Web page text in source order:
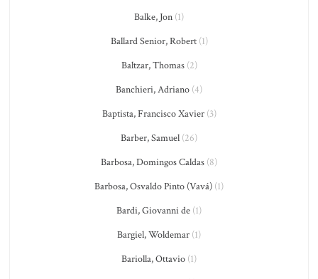
Balke, Jon (1)
Ballard Senior, Robert(1)
Baltzar, Thomas(2)
Banchieri, Adriano (4)
Baptista, Francisco Xavier(3)
Barber, Samuel (26)
Barbosa, Domingos Caldas (8)
Barbosa, Osvaldo Pinto (Vavá) (1)
Bardi, Giovanni de (1)
Bargiel, Woldemar (1)
Bariolla, Ottavio (1)